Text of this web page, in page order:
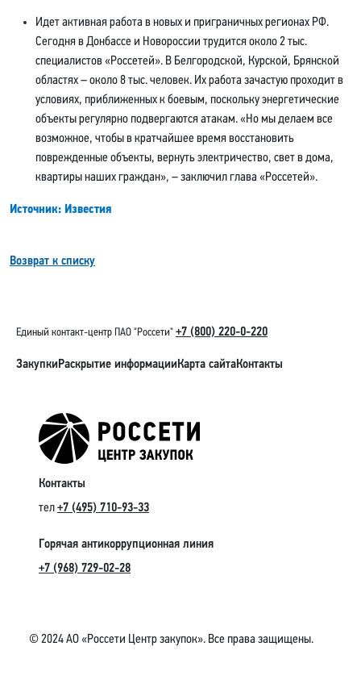
Идет активная работа в новых и приграничных регионах РФ.
Сегодня в Донбассе и Новороссии трудится около 2 тыс.
специалистов «Россетей». В Белгородской, Курской, Брянской
областях – около 8 тыс. человек. Их работа зачастую проходит в
условиях, приближенных к боевым, поскольку энергетические
объекты регулярно подвергаются атакам. «Но мы делаем все
возможное, чтобы в кратчайшее время восстановить
поврежденные объекты, вернуть электричество, свет в дома,
квартиры наших граждан», – заключил глава «Россетей».
Источник: Известия
Возврат к списку
Единый контакт-центр ПАО "Россети" +7 (800) 220-0-220
ЗакупкиРаскрытие информацииКарта сайтаКонтакты
Контакты
тел+7 (495) 710-93-33
Горячая антикоррупционная линия
+7 (968) 729-02-28
© 2024 АО «Россети Центр закупок». Все права защищены.